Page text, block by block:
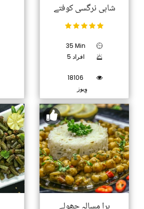
شاہی نرگسی کوفتے
35 Min
5 افراد
18106
وِیوز